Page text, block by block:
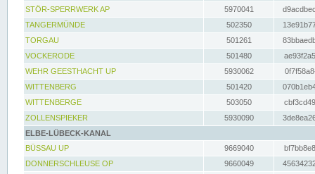
STÖR-SPERRWERK AP 5970041
TANGERMÜNDE
502350
TORGAU
501261
VOCKERODE
501480
WEHR GEESTHACHT UP
5930062
WITTENBERG
501420
WITTENBERGE
503050
ZOLLENSPIEKER
5930090
ELBE-LÜBECK-KANAL
BÜSSAU UP
9669040
DONNERSCHLEUSE OP
9660049